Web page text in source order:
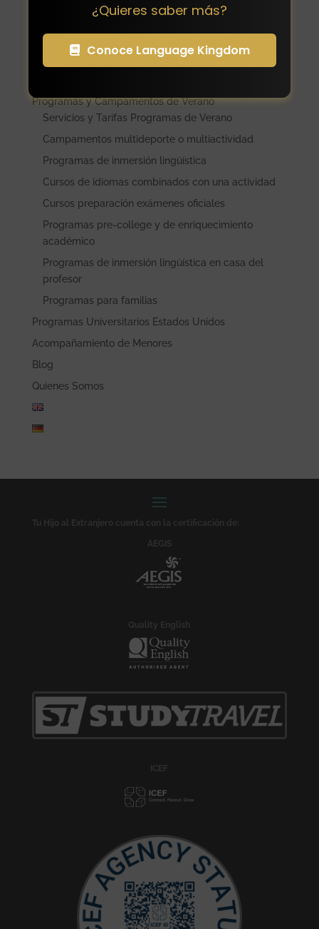
Sistema educativo francés
Canadá
Sistema educativo canadiense
Programas y Campamentos de Verano
Servicios y Tarifas Programas de Verano
Campamentos multideporte o multiactividad
Programas de inmersión lingüística
Cursos de idiomas combinados con una actividad
Cursos preparación exámenes oficiales
Programas pre-college y de enriquecimiento
académico
Programas de inmersión lingüística en casa del
profesor
Programas para familias
Programas Universitarios Estados Unidos
Acompañamiento de Menores
Blog
Quienes Somos
Tu Hijo al Extranjero cuenta con la certificación de:
AEGIS
Quality English
ICEF
¿Quieres saber más?
Conoce Language Kingdom